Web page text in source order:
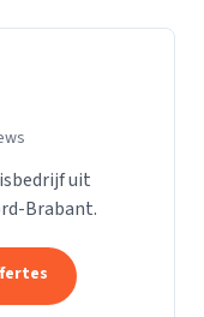
uit
Brabant.